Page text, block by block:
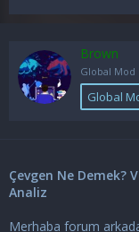
y
u
b
a
a
n
a
n
g
ı
i
Brown
Global Mod
Global
Çevgen Ne Demek?
Analiz
Merhaba forum